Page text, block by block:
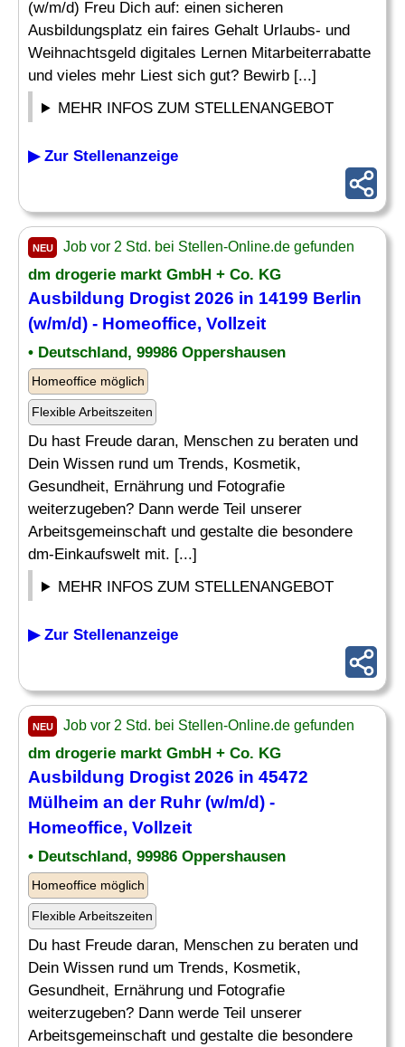
(w/m/d) Freu Dich auf: einen sicheren
Ausbildungsplatz ein faires Gehalt Urlaubs- und
Weihnachtsgeld digitales Lernen Mitarbeiterrabatte
und vieles mehr Liest sich gut? Bewirb [...]
MEHR INFOS ZUM STELLENANGEBOT
▶ Zur Stellenanzeige
NEU Job vor 2 Std. bei Stellen-Online.de gefunden
dm drogerie markt GmbH + Co. KG
Ausbildung Drogist 2026 in 14199 Berlin
(w/m/d) - Homeoffice, Vollzeit
• Deutschland, 99986 Oppershausen
Homeoffice möglich
Flexible Arbeitszeiten
Du hast Freude daran, Menschen zu beraten und
Dein Wissen rund um Trends, Kosmetik,
Gesundheit, Ernährung und Fotografie
weiterzugeben? Dann werde Teil unserer
Arbeitsgemeinschaft und gestalte die besondere
dm-Einkaufswelt mit. [...]
MEHR INFOS ZUM STELLENANGEBOT
▶ Zur Stellenanzeige
NEU Job vor 2 Std. bei Stellen-Online.de gefunden
dm drogerie markt GmbH + Co. KG
Ausbildung Drogist 2026 in 45472
Mülheim an der Ruhr (w/m/d) -
Homeoffice, Vollzeit
• Deutschland, 99986 Oppershausen
Homeoffice möglich
Flexible Arbeitszeiten
Du hast Freude daran, Menschen zu beraten und
Dein Wissen rund um Trends, Kosmetik,
Gesundheit, Ernährung und Fotografie
weiterzugeben? Dann werde Teil unserer
Arbeitsgemeinschaft und gestalte die besondere